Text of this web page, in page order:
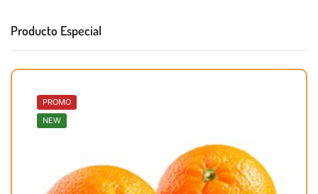
Producto Especial
PROMO
NEW